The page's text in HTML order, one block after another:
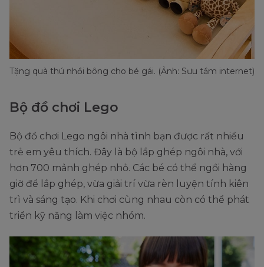
Tặng quà thú nhồi bông cho bé gái. (Ảnh: Sưu tầm internet)
Bộ đồ chơi Lego
Bộ đồ chơi Lego ngôi nhà tình bạn được rất nhiều
trẻ em yêu thích. Đây là bộ lắp ghép ngôi nhà, với
hơn 700 mảnh ghép nhỏ. Các bé có thể ngồi hàng
giờ để lắp ghép, vừa giải trí vừa rèn luyện tính kiên
trì và sáng tạo. Khi chơi cùng nhau còn có thể phát
triển kỹ năng làm việc nhóm.